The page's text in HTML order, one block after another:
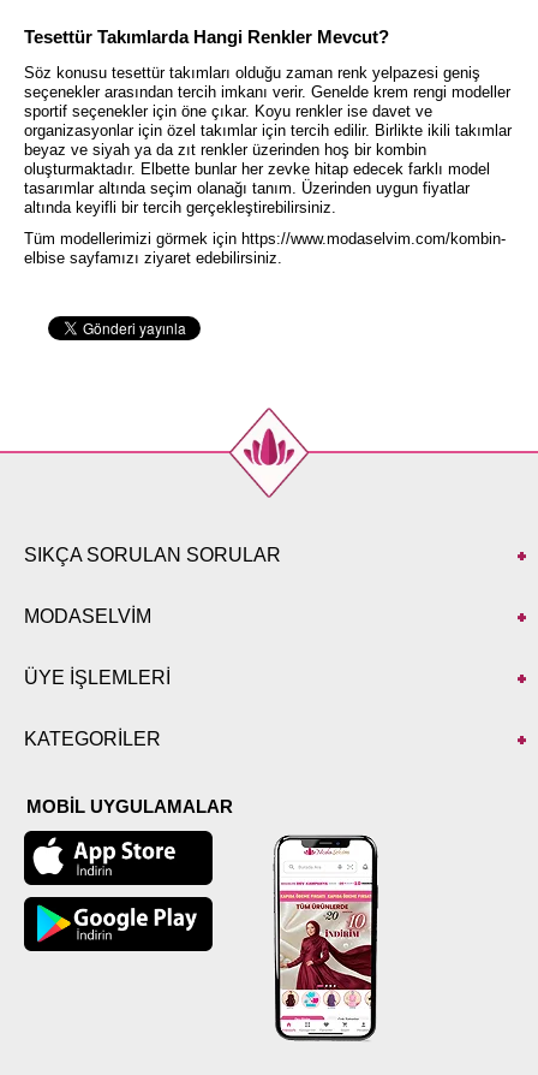
Tesettür Takımlarda Hangi Renkler Mevcut?
Söz konusu tesettür takımları olduğu zaman renk yelpazesi geniş
seçenekler arasından tercih imkanı verir. Genelde krem rengi modeller
sportif seçenekler için öne çıkar. Koyu renkler ise davet ve
organizasyonlar için özel takımlar için tercih edilir. Birlikte ikili takımlar
beyaz ve siyah ya da zıt renkler üzerinden hoş bir kombin
oluşturmaktadır. Elbette bunlar her zevke hitap edecek farklı model
tasarımlar altında seçim olanağı tanım. Üzerinden uygun fiyatlar
altında keyifli bir tercih gerçekleştirebilirsiniz.
Tüm modellerimizi görmek için https://www.modaselvim.com/kombin-
elbise sayfamızı ziyaret edebilirsiniz.
SIKÇA SORULAN SORULAR
MODASELVİM
ÜYE İŞLEMLERİ
KATEGORİLER
MOBİL UYGULAMALAR